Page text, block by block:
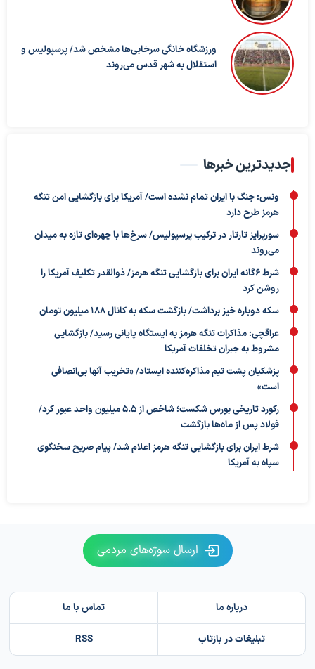
ورزشگاه خانگی سرخابی‌ها مشخص شد/ پرسپولیس و
استقلال به شهر قدس می‌روند
جدیدترین خبرها
ونس: جنگ با ایران تمام نشده است/ آمریکا برای بازگشایی امن تنگه
هرمز طرح دارد
سورپرایز تارتار در ترکیب پرسپولیس/ سرخ‌ها با چهره‌ای تازه به میدان
می‌روند
شرط ۶گانه ایران برای بازگشایی تنگه هرمز/ ذوالقدر تکلیف آمریکا را
روشن کرد
سکه دوباره خیز برداشت/ بازگشت سکه به کانال ۱۸۸ میلیون تومان
عراقچی: مذاکرات تنگه هرمز به ایستگاه پایانی رسید/ بازگشایی
مشروط به جبران تخلفات آمریکا
پزشکیان پشت تیم مذاکره‌کننده ایستاد/ «تخریب آنها بی‌انصافی
است»
رکورد تاریخی بورس شکست؛ شاخص از ۵.۵ میلیون واحد عبور کرد/
فولاد پس از ماه‌ها بازگشت
شرط ایران برای بازگشایی تنگه هرمز اعلام شد/ پیام صریح سخنگوی
سپاه به آمریکا
ارسال سوژه‌های مردمی
درباره ما تماس با ما
تبلیغات در بازتاب RSS